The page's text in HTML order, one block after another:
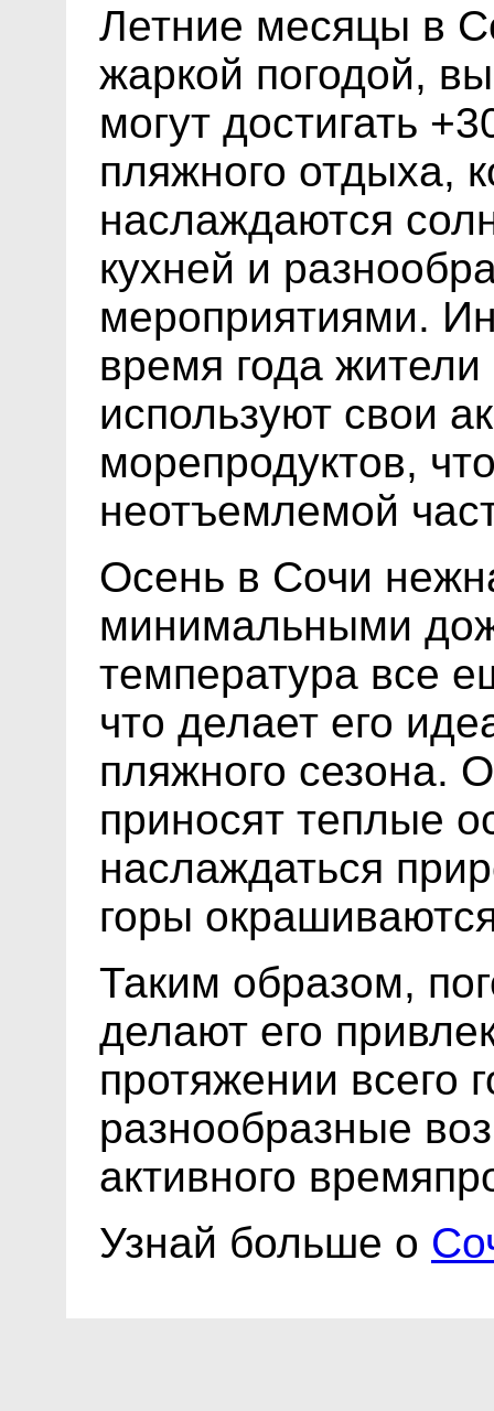
Летние месяцы в
жаркой погодой,
могут достигать
пляжного отдыха,
наслаждаются
кухней и
мероприятиями.
время года жители
используют свои
морепродуктов,
неотъемлемой
Осень в Сочи
минимальными
температура все
что делает его
пляжного сезона.
приносят теплые
наслаждаться
горы
Таким образом,
делают его
протяжении всего
разнообразные
активного
Узнай больше о